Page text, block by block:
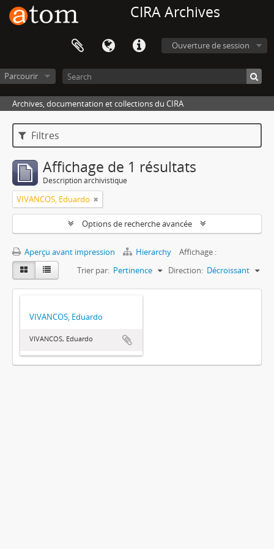
CIRA Archives
Ouverture de session
Parcourir
Archives, documentation et collections du CIRA
Filtres
Affichage de 1 résultats
Description archivistique
VIVANCOS, Eduardo
Options de recherche avancée
Aperçu avant impression Hierarchy
Affichage :
Trier par: Pertinence Direction: Décroissant
VIVANCOS, Eduardo
VIVANCOS, Eduardo